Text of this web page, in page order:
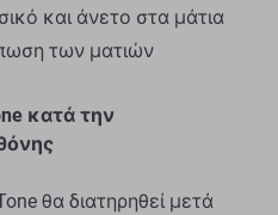
και άνετο στα μάτια
των ματιών
κατά την
θα διατηρηθεί μετά